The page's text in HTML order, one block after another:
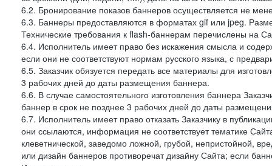
6.2. Бронирование показов баннеров осуществляется не
6.3. Баннеры предоставляются в форматах gif или jpeg.
Технические требования к flash-баннерам перечислены на
6.4. Исполнитель имеет право без искажения смысла и
если они не соответствуют нормам русского языка, с
6.5. Заказчик обязуется передать все материалы для
3 рабочих дней до даты размещения баннера.
6.6. В случае самостоятельного изготовления баннера
баннер в срок не позднее 3 рабочих дней до даты
6.7. Исполнитель имеет право отказать Заказчику в
они ссылаются, информация не соответствует тематике
клеветнической, заведомо ложной, грубой, непристойной,
или дизайн баннеров противоречат дизайну Сайта; если